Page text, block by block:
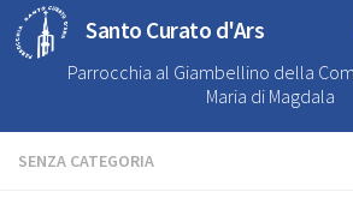
Santo Curato d'Ars
Parrocchia al Giambellino della
Maria di Magdala
SENZA CATEGORIA